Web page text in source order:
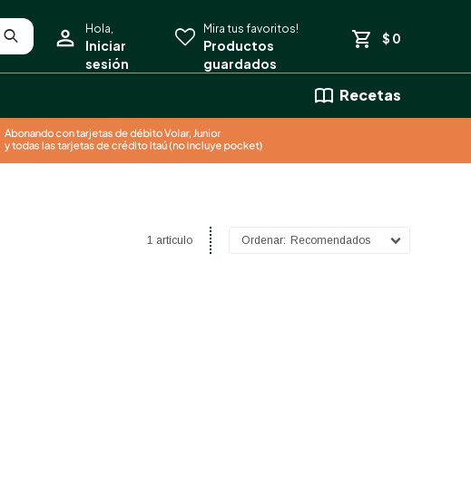
Recetas
$ 0
1 artículo Recomendados